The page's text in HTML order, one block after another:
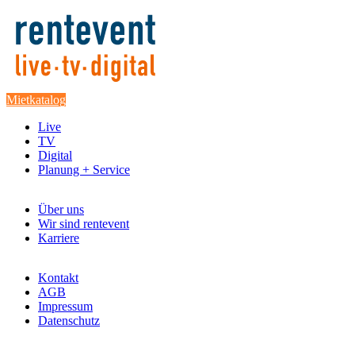
Mietkatalog
Live
TV
Digital
Planung + Service
Über uns
Wir sind rentevent
Karriere
Kontakt
AGB
Impressum
Datenschutz